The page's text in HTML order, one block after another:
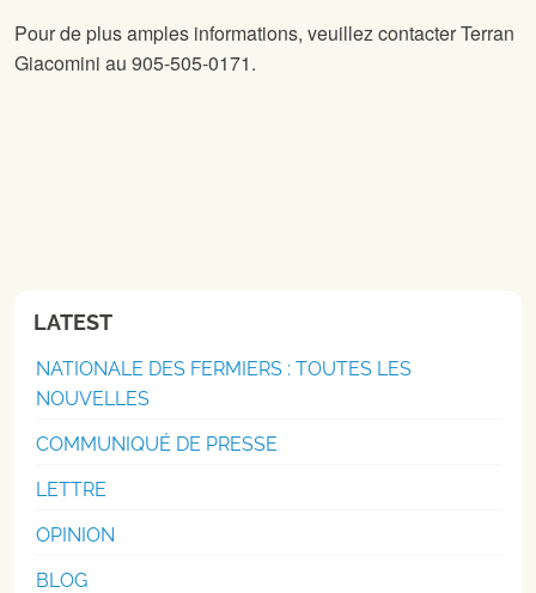
Pour de plus amples informations, veuillez contacter Terran
Giacomini au 905-505-0171.
LATEST
NATIONALE DES FERMIERS : TOUTES LES
NOUVELLES
COMMUNIQUÉ DE PRESSE
LETTRE
OPINION
BLOG